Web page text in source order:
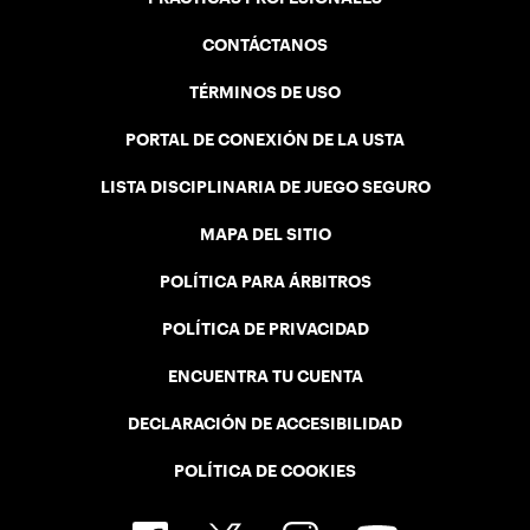
CONTÁCTANOS
TÉRMINOS DE USO
PORTAL DE CONEXIÓN DE LA USTA
LISTA DISCIPLINARIA DE JUEGO SEGURO
MAPA DEL SITIO
POLÍTICA PARA ÁRBITROS
POLÍTICA DE PRIVACIDAD
ENCUENTRA TU CUENTA
DECLARACIÓN DE ACCESIBILIDAD
POLÍTICA DE COOKIES